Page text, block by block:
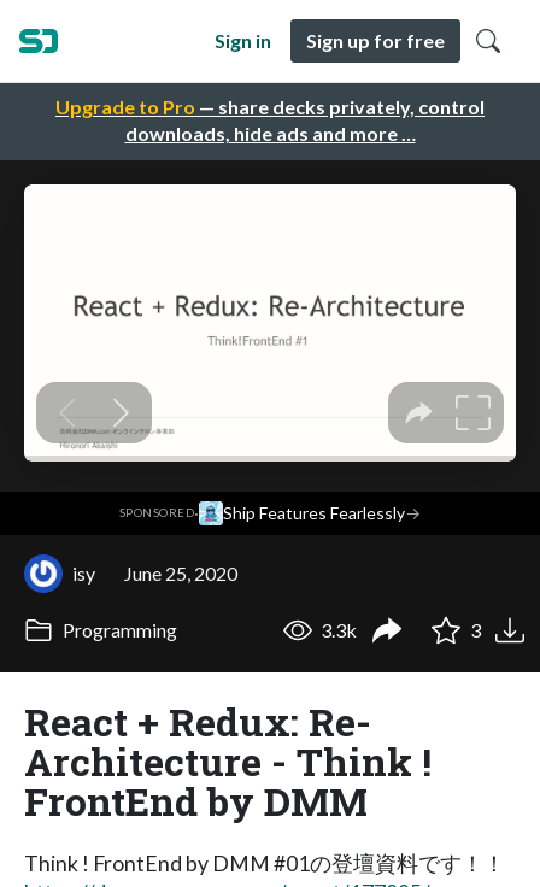
Upgrade to Pro — share decks privately, control
downloads, hide ads and more …
Sign in Sign up for free
SPONSORED· Ship Features Fearlessly→
isy June 25, 2020
Programming 3.3k 3
React + Redux: Re-
Architecture - Think !
FrontEnd by DMM
Think ! FrontEnd by DMM #01の登壇資料です！！